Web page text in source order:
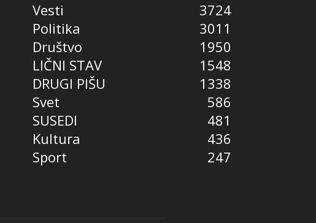
Vesti
3724
Politika
3011
Društvo
1950
LIČNI STAV
1548
DRUGI PIŠU
1338
Svet
586
SUSEDI
481
Kultura
436
Sport
247